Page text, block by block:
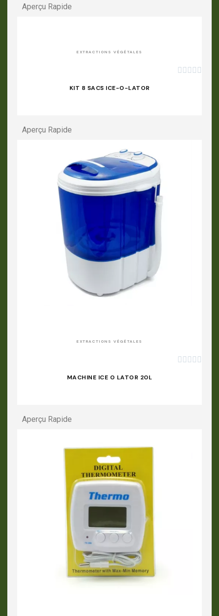
Aperçu Rapide
EXTRACTIONS VÉGÉTALES
    
KIT 8 SACS ICE-O-LATOR
Aperçu Rapide
EXTRACTIONS VÉGÉTALES
    
MACHINE ICE O LATOR 20L
Aperçu Rapide